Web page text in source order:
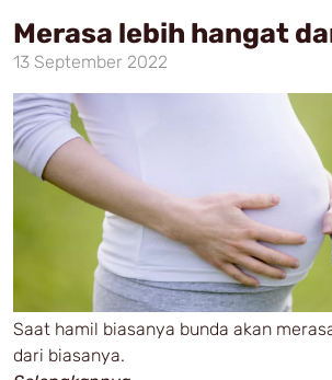
Merasa lebih hangat
13 September 2022
Saat hamil biasanya bunda akan
dari biasanya.